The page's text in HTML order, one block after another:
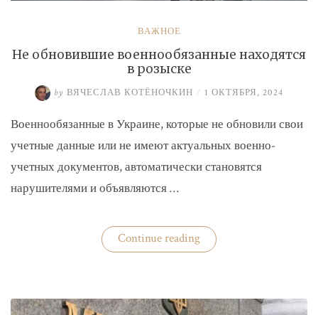
ВАЖНОЕ
Не обновившие военнообязанные находятся
в розыске
by ВЯЧЕСЛАВ КОТЁНОЧКИН / 1 ОКТЯБРЯ, 2024
Военнообязанные в Украине, которые не обновили свои
учетные данные или не имеют актуальных военно-
учетных документов, автоматически становятся
нарушителями и объявляются …
Continue reading«Не
обновившие
розыске»